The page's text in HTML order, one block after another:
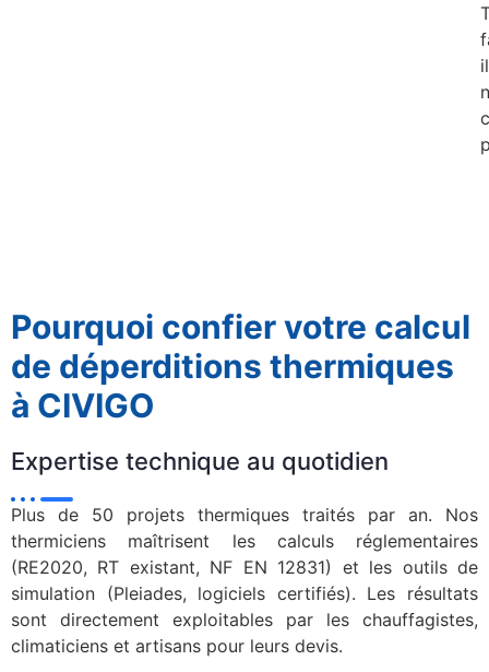
il
Pourquoi confier votre calcul
de déperditions thermiques
à CIVIGO
Expertise technique au quotidien
Plus de 50 projets thermiques traités par an. Nos
thermiciens maîtrisent les calculs réglementaires
(RE2020, RT existant, NF EN 12831) et les outils de
simulation (Pleiades, logiciels certifiés). Les résultats
sont directement exploitables par les chauffagistes,
climaticiens et artisans pour leurs devis.